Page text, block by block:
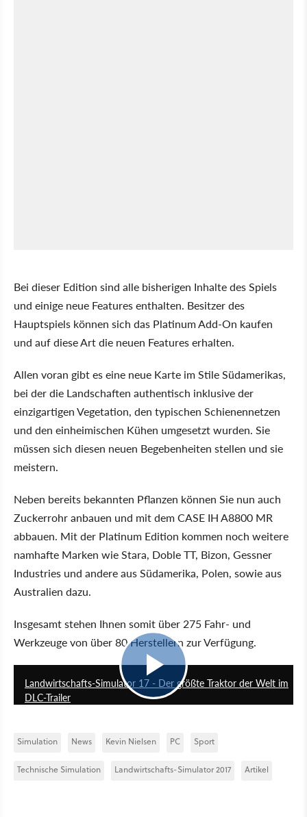
Bei dieser Edition sind alle bisherigen Inhalte des Spiels
und einige neue Features enthalten. Besitzer des
Hauptspiels können sich das Platinum Add-On kaufen
und auf diese Art die neuen Features erhalten.
Allen voran gibt es eine neue Karte im Stile Südamerikas,
bei der die Landschaften authentisch inklusive der
einzigartigen Vegetation, den typischen Schienennetzen
und den einheimischen Kühen umgesetzt wurden. Sie
müssen sich diesen neuen Begebenheiten stellen und sie
meistern.
Neben bereits bekannten Pflanzen können Sie nun auch
Zuckerrohr anbauen und mit dem CASE IH A8800 MR
abbauen. Mit der Platinum Edition kommen noch weitere
namhafte Marken wie Stara, Doble TT, Bizon, Gessner
Industries und andere aus Südamerika, Polen, sowie aus
Australien dazu.
Insgesamt stehen Ihnen somit über 275 Fahr- und
Werkzeuge von über 80 Herstellern zur Verfügung.
Landwirtschafts-Simulator 17 - Der größte Traktor der Welt im
DLC-Trailer
Simulation News Kevin Nielsen PC Sport
Technische Simulation Landwirtschafts-Simulator 2017 Artikel